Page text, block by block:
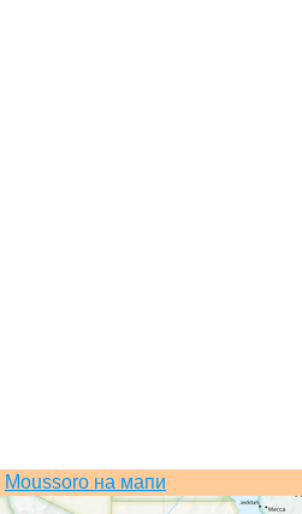
Moussoro на мапи